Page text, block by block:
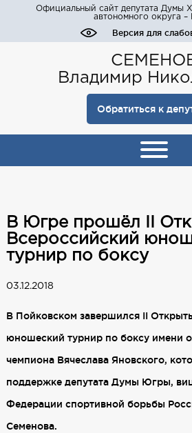
Официальный сайт депутата Думы
автономного округа
Версия для
Владимир
Обратиться к
В Югре прошёл II
Всероссийский
турнир по боксу
03.12.2018
В Пойковском завершился II
юношеский турнир по боксу имени
чемпиона Вячеслава Яновского,
поддержке депутата Думы Югры,
Федерации спортивной борьбы
Семенова.